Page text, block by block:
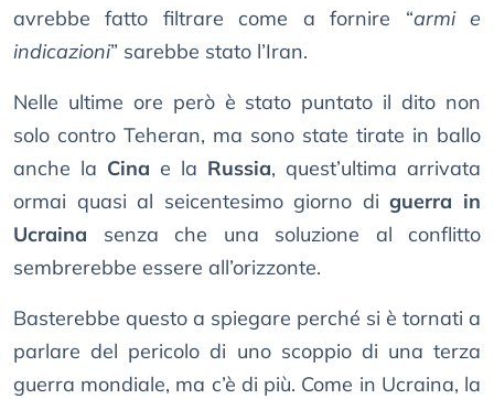
avrebbe fatto filtrare come a fornire “armi e
indicazioni” sarebbe stato l’Iran.
Nelle ultime ore però è stato puntato il dito non
solo contro Teheran, ma sono state tirate in ballo
anche la Cina e la Russia, quest’ultima arrivata
ormai quasi al seicentesimo giorno diguerra in
Ucraina senza che una soluzione al conflitto
sembrerebbe essere all’orizzonte.
Basterebbe questo a spiegare perché si è tornati a
parlare del pericolo di uno scoppio di una terza
guerra mondiale, ma c’è di più. Come in Ucraina, la